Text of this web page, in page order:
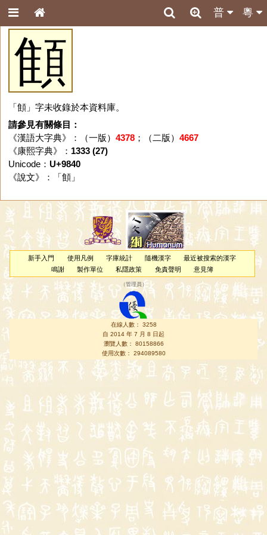
粵
普
顀
「顀」字未收錄於本資料庫。
請參見有關條目：
《漢語大字典》：（一版） 4378；（二版） 4667
《康熙字典》： 1333 (27)
Unicode： U+9840
《說文》：「 顀」
新手入門 使用凡例 字庫統計 隨機漢字
最近被搜索的漢字
鳴謝
製作單位 私隱政策 免責聲明 意見簿
（管理員 ）
在線人數： 3258
自 2014 年 7 月 8 日起
瀏覽人數： 80158866
使用次數： 294089580